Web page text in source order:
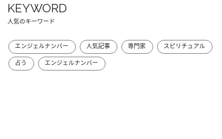
KEYWORD
人気のキーワード
エンジェルナンバー 人気記事 専門家
スピリチュアル
占う
エンジェルナンバー